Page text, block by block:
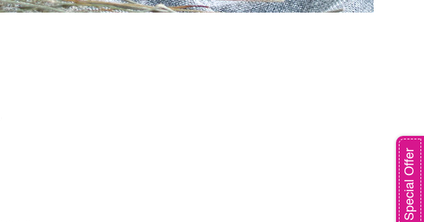
Special Offer